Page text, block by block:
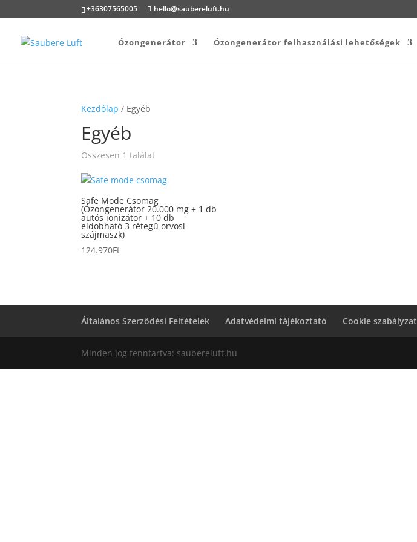
+36307565005 hello@saubereluft.hu
Ózongenerátor Ózongenerátor felhasználási lehetőségek
Kezdőlap / Egyéb
Egyéb
Összesen 1 találat
Safe Mode Csomag
(Ózongenerátor 20.000 mg + 1 db
autós ionizátor + 10 db
eldobható 3 rétegű orvosi
szájmaszk)
124.970Ft
Általános Szerződési Feltételek Adatvédelmi tájékoztató Cookie szabályzat
Minden jog fenntartva: saubereluft.hu